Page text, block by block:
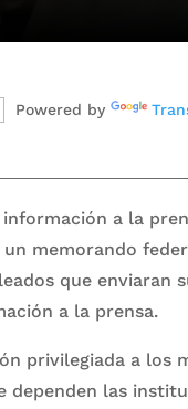
Powered by
a la
memorando
que enviaran
a la prensa.
privilegiada a los
dependen las